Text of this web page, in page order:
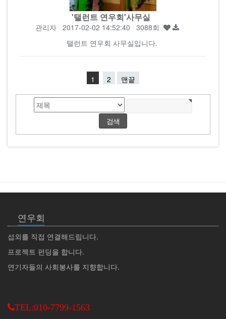
'탤런트 연우회'사무실
관리자2017-02-02 14:52:40 3088회
탤런트 연우회 사무실입니다.
1 2 맨끝
연우회
섭외를 직접 연결해드립니다.
프로젝트 펀딩을 합니다.
연기자들의 사회봉사를 지향합니다.
TEL:010-7799-1563